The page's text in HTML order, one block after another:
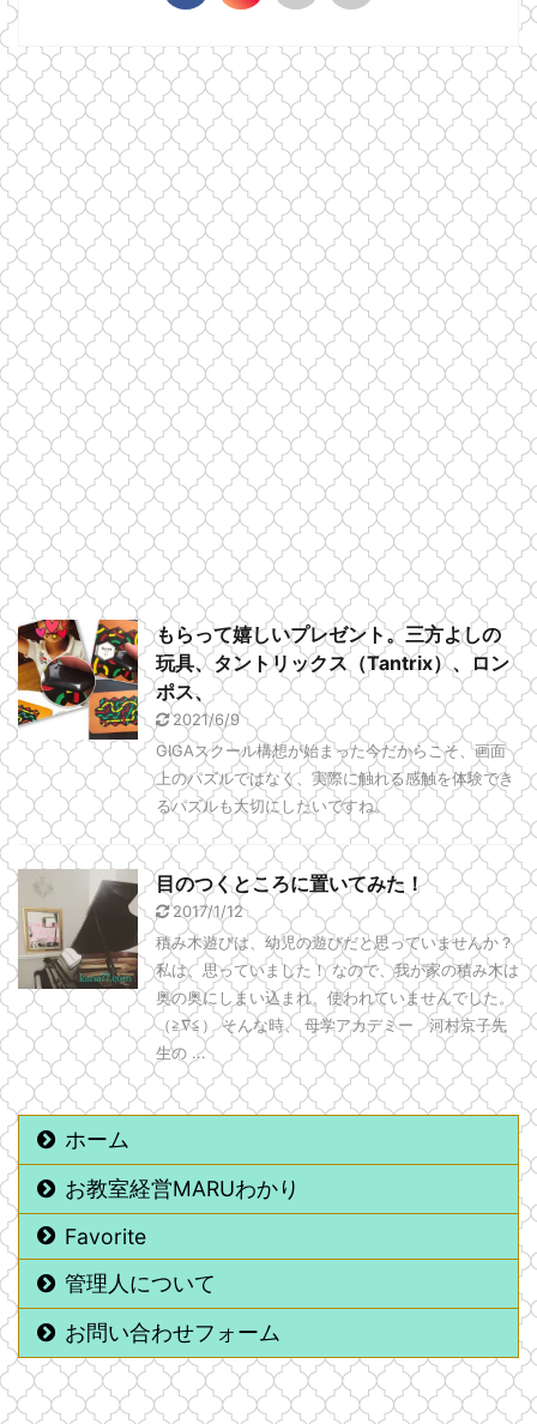
もらって嬉しいプレゼント。三方よしの
玩具、タントリックス（Tantrix）、ロン
ポス、
2021/6/9
GIGAスクール構想が始まった今だからこそ、画面
上のパズルではなく、実際に触れる感触を体験でき
るパズルも大切にしたいですね。
目のつくところに置いてみた！
2017/1/12
積み木遊びは、幼児の遊びだと思っていませんか？
私は、思っていました！ なので、我が家の積み木は
奥の奥にしまい込まれ、使われていませんでした。
（≧∇≦） そんな時、 母学アカデミー 河村京子先
生の ...
ホーム
お教室経営MARUわかり
Favorite
管理人について
お問い合わせフォーム